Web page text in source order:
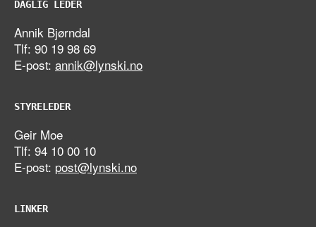
DAGLIG LEDER
Annik Bjørndal
Tlf: 90 19 98 69
E-post: annik@lynski.no
STYRELEDER
Geir Moe
Tlf: 94 10 00 10
E-post: post@lynski.no
LINKER